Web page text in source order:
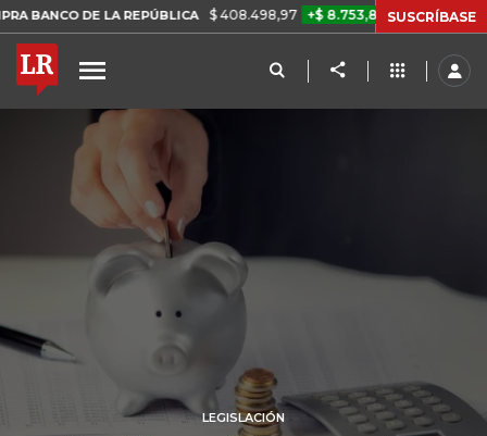
DE LA REPÚBLICA $ 408.498,97 +$ 8.753,81 +2,19% TASA DE
SUSCRÍBASE
LEGISLACIÓN